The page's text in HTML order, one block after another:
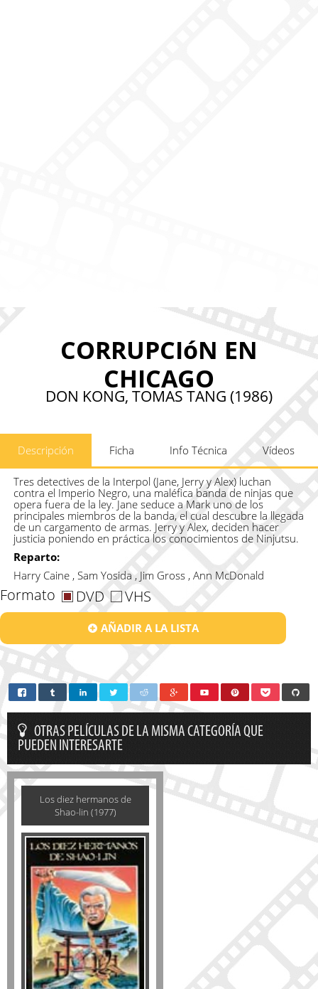
CORRUPCIóN EN
CHICAGO
DON KONG, TOMAS TANG (1986)
Descripción Ficha Info Técnica Vídeos
Tres detectives de la Interpol (Jane, Jerry y Alex) luchan
contra el Imperio Negro, una maléfica banda de ninjas que
opera fuera de la ley. Jane seduce a Mark uno de los
principales miembros de la banda, el cual descubre la llegada
de un cargamento de armas. Jerry y Alex, deciden hacer
justicia poniendo en práctica los conocimientos de Ninjutsu.
Reparto:
Harry Caine , Sam Yosida , Jim Gross , Ann McDonald
Formato DVD VHS
AÑADIR A LA LISTA
OTRAS PELÍCULAS DE LA MISMA CATEGORÍA QUE
PUEDEN INTERESARTE
Los diez hermanos de
Shao-lin (1977)